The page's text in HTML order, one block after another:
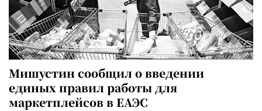
Мишустин сообщил о введении
единых правил работы для
маркетплейсов в ЕАЭС